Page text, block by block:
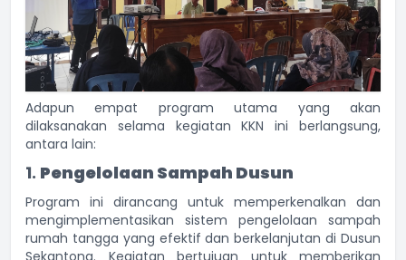
Adapun empat program utama yang akan
dilaksanakan selama kegiatan KKN ini berlangsung,
antara lain:
1. Pengelolaan Sampah Dusun
Program ini dirancang untuk memperkenalkan dan
mengimplementasikan sistem pengelolaan sampah
rumah tangga yang efektif dan berkelanjutan di Dusun